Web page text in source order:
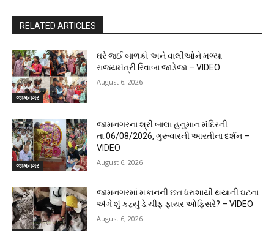
RELATED ARTICLES
જામનગર
ઘરે જઈ બાળકો અને વાલીઓને મળ્યા
રાજ્યમંત્રી રિવાબા જાડેજા – VIDEO
August 6, 2026
જામનગર
જામનગરના શ્રી બાલા હનુમાન મંદિરની
તા.06/08/2026, ગુરૂવારની આરતીના દર્શન –
VIDEO
August 6, 2026
જામનગરમાં મકાનની છત ધરાશાયી થયાની ઘટના
અંગે શું કહ્યું ડે.ચીફ ફાયર ઓફિસરે? – VIDEO
August 6, 2026